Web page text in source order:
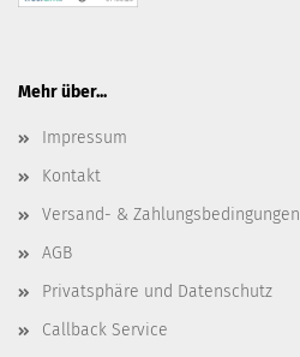
Mehr über...
Impressum
Kontakt
Versand- & Zahlungsbedingungen
AGB
Privatsphäre und Datenschutz
Callback Service